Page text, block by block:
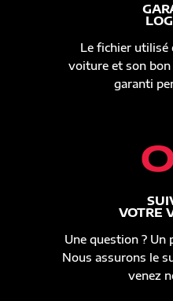
Le fichier utilisé
voiture et son
garanti
VOTRE
Une question ? Un
Nous assurons le
venez